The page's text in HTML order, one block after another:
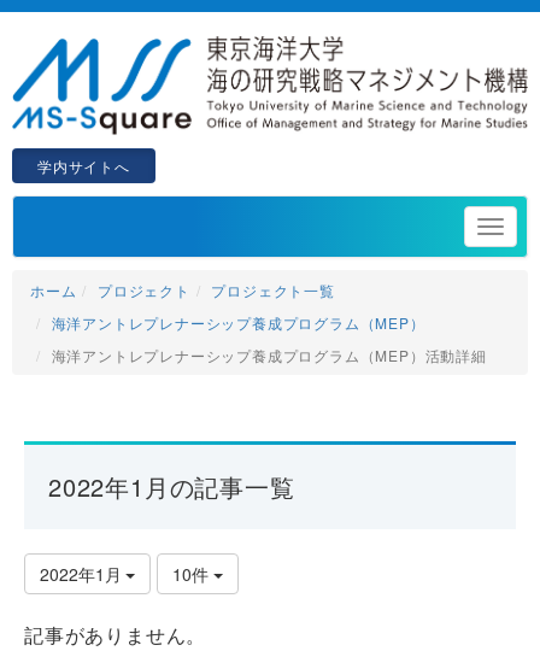
学内サイトへ
ホーム プロジェクト
プロジェクト一覧
海洋アントレプレナーシップ養成プログラム（MEP）
海洋アントレプレナーシップ養成プログラム（MEP）活動詳細
2022年1月の記事一覧
2022年1月 10件
記事がありません。